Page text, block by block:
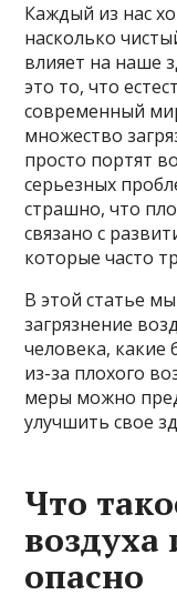
Каждый из нас
насколько
влияет на наше
это то, что
современный
множество
просто портят
серьезных
страшно, что
связано с
которые часто
В этой статье
загрязнение
человека, какие
из-за плохого
меры можно
улучшить свое
Что
воздуха
опасно